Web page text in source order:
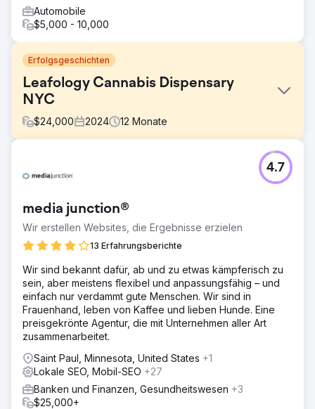
Automobile
$5,000 - 10,000
Erfolgsgeschichten
Leafology Cannabis Dispensary
NYC
$24,000 2024 12 Monate
Die Etablierung einer Cannabis-Marke in einem der
wettbewerbsintensivsten Viertel New Yorks ist keine
etablierten Anbietern neue Kunden gewinnen und
gleichzeitig die komplexen und sich ständig ändernden
Werbebestimmungen für Cannabisprodukte einhalten. Die
Möglichkeiten für Online-Werbung waren begrenzt, da
Plattformen wie Google und Meta strenge Richtlinien
unterlagen. Neben den rechtlichen Beschränkungen
musste sich die Marke auch durch eine starke Identität
von der Konkurrenz abheben.
Lösung
Wir entwickelten eine Multi-Channel-Marketingstrategie,
die Leafology dabei half, seine Zielgruppe zu erreichen
und gleichzeitig alle Werberichtlinien einzuhalten. Unser
Team erstellte individuelle Landingpages, die Website-
Besucher in zahlende Kunden verwandeln sollten. Diese
Seiten enthielten Produktdetails, Informationen zum
media junction®
Wir erstellen Websites, die Ergebnisse erzielen
13 Erfahrungsberichte
4.7
Wir sind bekannt dafür, ab und zu etwas kämpferisch zu
sein, aber meistens flexibel und anpassungsfähig – und
einfach nur verdammt gute Menschen. Wir sind in
Frauenhand, leben von Kaffee und lieben Hunde. Eine
preisgekrönte Agentur, die mit Unternehmen aller Art
zusammenarbeitet.
Saint Paul, Minnesota, United States +1
Lokale SEO, Mobil-SEO +27
Banken und Finanzen, Gesundheitswesen +3
$25,000+